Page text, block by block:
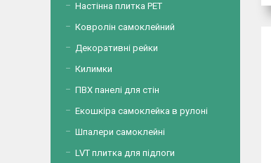
Настінна плитка PET
Ковролін самоклейний
Декоративні рейки
Килимки
ПВХ панелі для стін
Екошкіра самоклейка в рулоні
Шпалери самоклейні
LVT плитка для підлоги